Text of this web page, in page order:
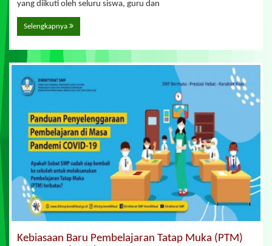
yang diikuti oleh seluru siswa, guru dan
Selengkapnya
Kebiasaan Baru Pembelajaran Tatap Muka (PTM)